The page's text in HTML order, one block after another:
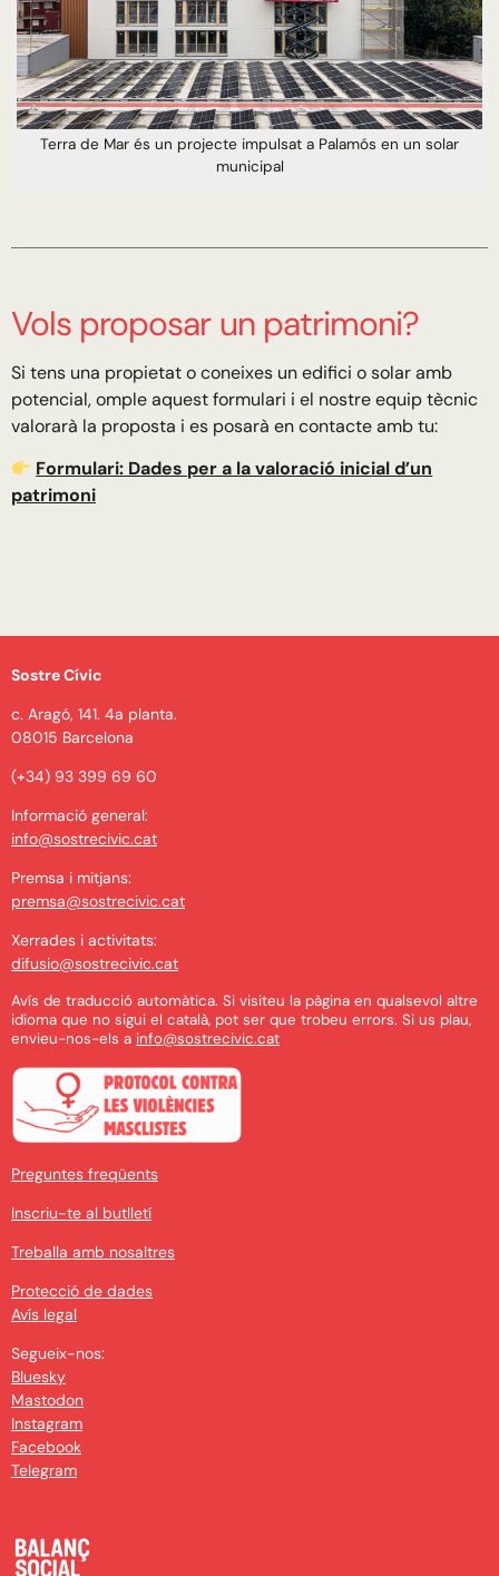
Terra de Mar és un projecte impulsat a Palamós en un solar
municipal
Vols proposar un patrimoni?
Si tens una propietat o coneixes un edifici o solar amb
potencial, omple aquest formulari i el nostre equip tècnic
valorarà la proposta i es posarà en contacte amb tu:
Formulari: Dades per a la valoració inicial d’un
patrimoni
Sostre Cívic
c. Aragó, 141. 4a planta.
08015 Barcelona
(+34) 93 399 69 60
Informació general:
info@sostrecivic.cat
Premsa i mitjans:
premsa@sostrecivic.cat
Xerrades i activitats:
difusio@sostrecivic.cat
Avís de traducció automàtica. Si visiteu la pàgina en qualsevol altre
idioma que no sigui el català, pot ser que trobeu errors. Si us plau,
envieu-nos-els a info@sostrecivic.cat
Preguntes freqüents
Inscriu-te al butlletí
Treballa amb nosaltres
Protecció de dades
Avís legal
Segueix-nos:
Bluesky
Mastodon
Instagram
Facebook
Telegram